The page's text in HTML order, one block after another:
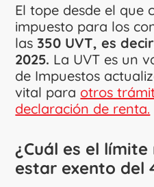
El tope desde el que
impuesto para los
las350 UVT, es
2025. La UVT es un
de Impuestos
vital para otros
declaración de renta.
¿Cuál es el
estar exento del